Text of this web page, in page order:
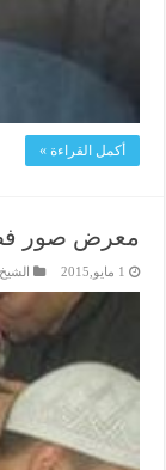
أكمل القراءة »
معرض صور
1 مايو,2015